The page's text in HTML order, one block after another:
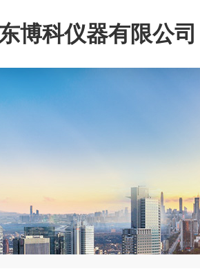
博科仪器有限公司